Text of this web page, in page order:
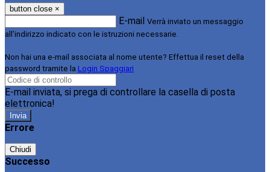
button close ×
E-mail Verrà inviato un messaggio
all'indirizzo indicato con le istruzioni necessarie.
Non hai una e-mail associata al nome utente? Effettua il reset della
password tramite la Login Spaggiari
E-mail inviata, si prega di controllare la casella di posta
elettronica!
Errore
Chiudi
Successo